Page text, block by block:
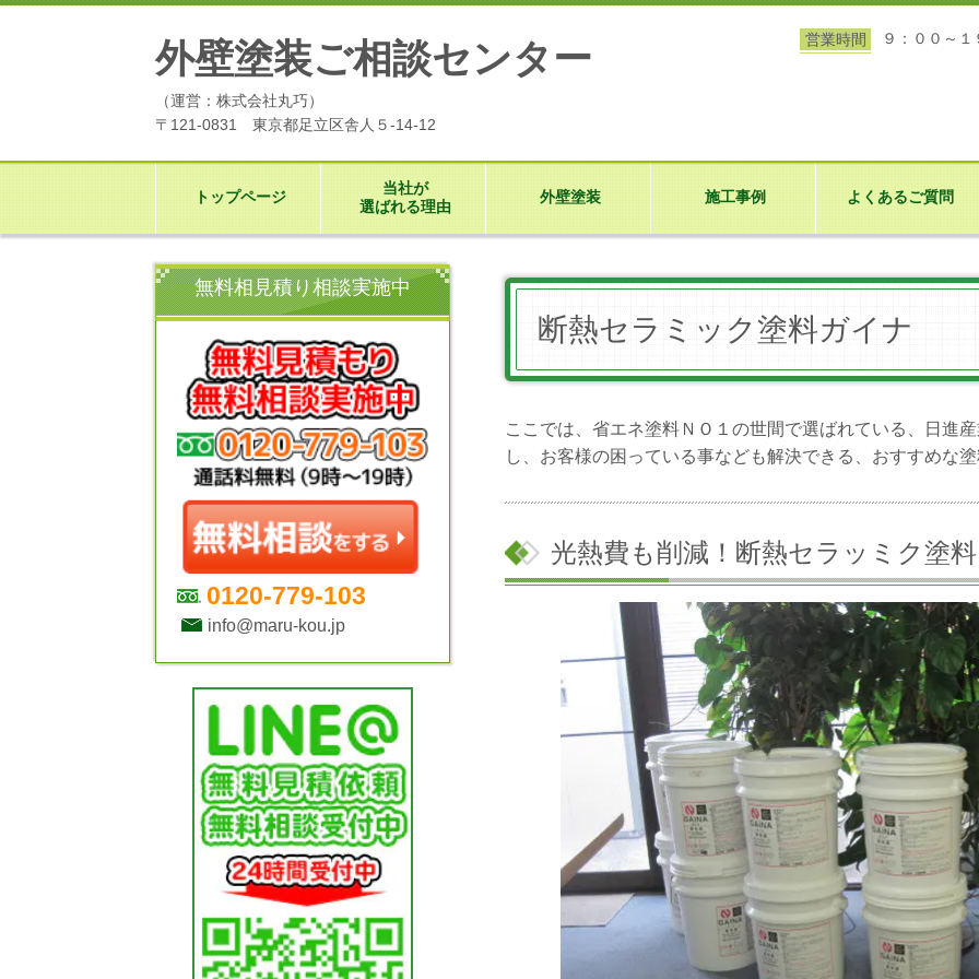
外壁塗装ご相談センター
（運営：株式会社丸巧）
〒121-0831 東京都足立区舎人５-14-12
営業時間 ９：００～１
トップページ
当社が
選ばれる理由
外壁塗装 施工事例 よくあるご質問
断熱セラミック塗料ガイナ
ここでは、省エネ塗料ＮＯ１の世間で選ばれている、日進
し、お客様の困っている事なども解決できる、おすすめな
光熱費も削減！断熱セラッミク塗
無料相見積り相談実施中
0120-779-103
info@maru-kou.jp